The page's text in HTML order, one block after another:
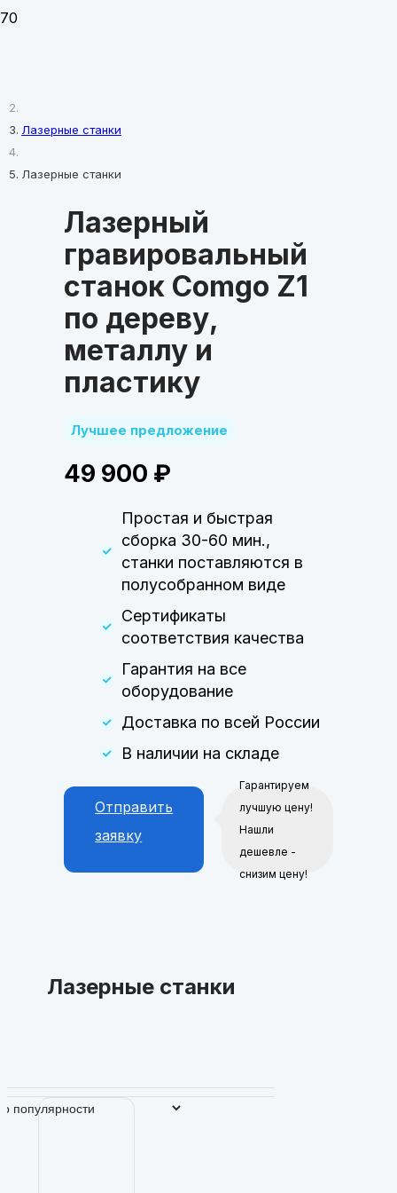
Лазерные станки
Лазерные станки
Лазерный
гравировальный
станок Comgo Z1
по дереву,
металлу и
пластику
Лучшее предложение
49 900 ₽
Простая и быстрая
сборка 30-60 мин.,
станки поставляются в
полусобранном виде
Сертификаты
соответствия качества
Гарантия на все
оборудование
Доставка по всей России
В наличии на складе
Отправить
заявку
Гарантируем
лучшую цену!
Нашли
дешевле -
снизим цену!
Лазерные станки